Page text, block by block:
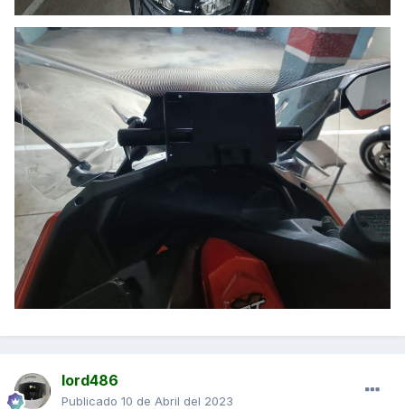
lord486
Publicado 10 de Abril del 2023